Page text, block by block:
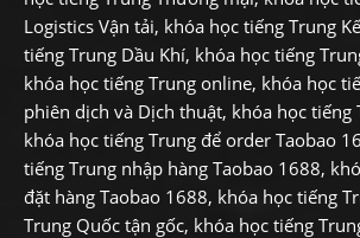
Logistics Vận tải, khóa học tiếng Trung
tiếng Trung Dầu Khí, khóa học tiếng
khóa học tiếng Trung online, khóa học
phiên dịch và Dịch thuật, khóa học tiếng
khóa học tiếng Trung để order Taobao
tiếng Trung nhập hàng Taobao 1688,
đặt hàng Taobao 1688, khóa học tiếng
Trung Quốc tận gốc, khóa học tiếng